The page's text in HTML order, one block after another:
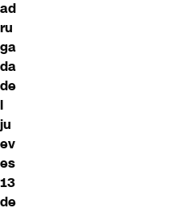
ad
ru
ga
da
de
l
ju
ev
es
13
de